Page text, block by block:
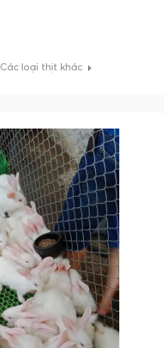
Các loại thịt khác